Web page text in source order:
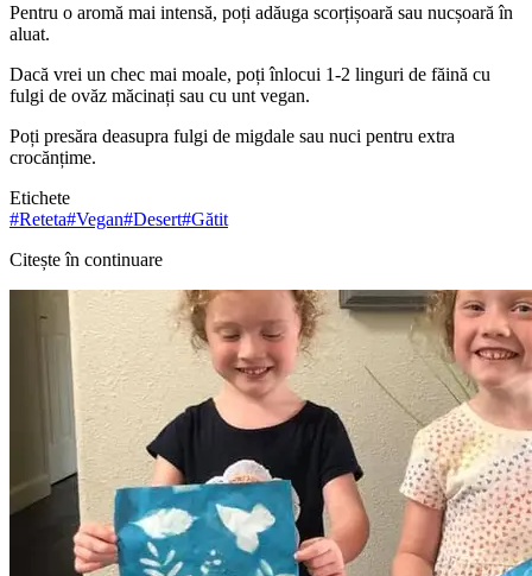
Pentru o aromă mai intensă, poți adăuga scorțișoară sau nucșoară în
aluat.
Dacă vrei un chec mai moale, poți înlocui 1-2 linguri de făină cu
fulgi de ovăz măcinați sau cu unt vegan.
Poți presăra deasupra fulgi de migdale sau nuci pentru extra
crocănțime.
Etichete
#Reteta#Vegan#Desert#Gătit
Citește în continuare